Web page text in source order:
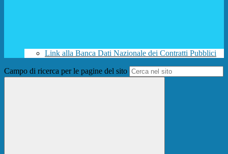
Link alla Banca Dati Nazionale dei Contratti Pubblici
Campo di ricerca per le pagine del sito